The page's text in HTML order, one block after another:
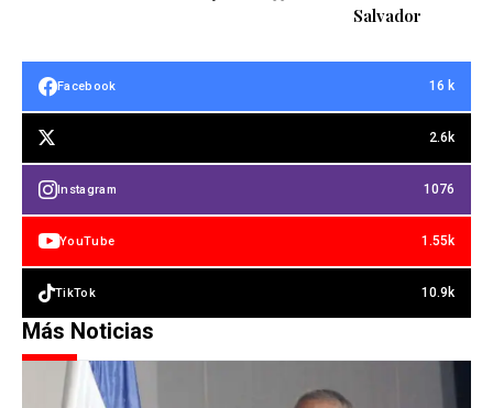
Salvador
Facebook 16 k
2.6k
Instagram 1076
YouTube 1.55k
TikTok 10.9k
Más Noticias